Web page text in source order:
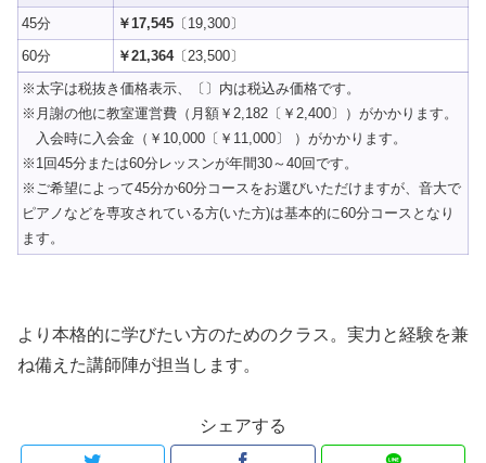
※太字は税抜き価格表示、〔〕内は税込み価格です。
※月謝の他に教室運営費（月額￥2,182〔￥2,400〕）がかかります。
入会時に入会金（￥10,000〔￥11,000〕 ）がかかります。
※1回45分または60分レッスンが年間30～40回です。
※ご希望によって45分か60分コースをお選びいただけますが、音大で
ピアノなどを専攻されている方(いた方)は基本的に60分コースとなり
ます。
45分 ￥17,545 〔19,300〕
60分
￥21,364〔23,500〕
より本格的に学びたい方のためのクラス。実力と経験を兼
ね備えた講師陣が担当します。
シェアする